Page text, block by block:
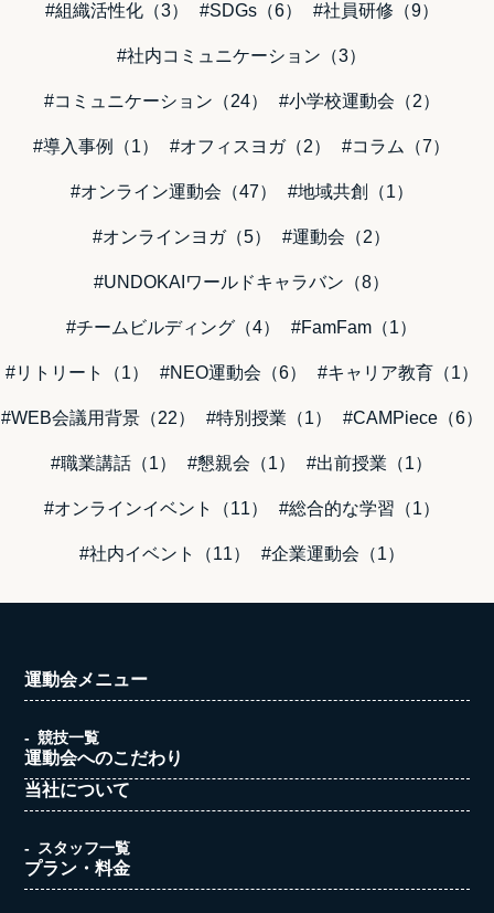
#組織活性化（3） #SDGs（6） #社員研修（9）
#社内コミュニケーション（3）
#コミュニケーション（24） #小学校運動会（2）
#導入事例（1） #オフィスヨガ（2） #コラム（7）
#オンライン運動会（47） #地域共創（1）
#オンラインヨガ（5） #運動会（2）
#UNDOKAIワールドキャラバン（8）
#チームビルディング（4） #FamFam（1）
#リトリート（1） #NEO運動会（6） #キャリア教育（1）
#WEB会議用背景（22） #特別授業（1） #CAMPiece（6）
#職業講話（1） #懇親会（1） #出前授業（1）
#オンラインイベント（11） #総合的な学習（1）
#社内イベント（11） #企業運動会（1）
運動会メニュー
競技一覧
運動会へのこだわり
当社について
スタッフ一覧
プラン・料金